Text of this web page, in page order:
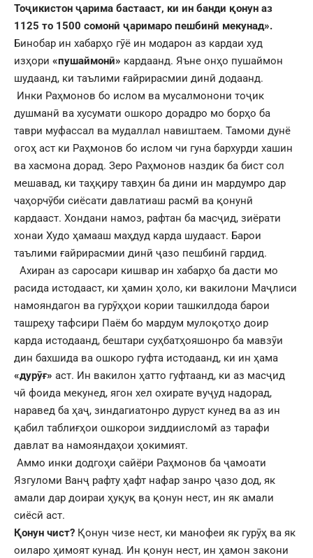
Тоҷикистон ҷарима бастааст, ки ин банди қонун аз
1125 то 1500 сомонӣ ҷаримаро пешбинӣ мекунад».
Бинобар ин хабарҳо гӯё ин модарон аз кардаи худ
изҳори «пушаймонӣ» кардаанд. Яъне онҳо пушаймон
шудаанд, ки таълими ғайрирасмии динӣ додаанд.
Инки Раҳмонов бо ислом ва мусалмонони тоҷик
душманӣ ва хусумати ошкоро дорадро мо борҳо ба
таври муфассал ва мудаллал навиштаем. Тамоми дунё
огоҳ аст ки Раҳмонов бо ислом чи гуна бархурди хашин
ва хасмона дорад. Зеро Раҳмонов наздик ба бист сол
мешавад, ки таҳқиру тавҳин ба дини ин мардумро дар
чаҳорчӯби сиёсати давлатиаш расмӣ ва қонунӣ
кардааст. Хондани намоз, рафтан ба масҷид, зиёрати
хонаи Худо ҳамааш маҳдуд карда шудааст. Барои
таълими ғайрирасмии динӣ ҷазо пешбинӣ гардид.
Ахиран аз саросари кишвар ин хабарҳо ба дасти мо
расида истодааст, ки ҳамин ҳоло, ки вакилони Маҷлиси
намояндагон ва гурӯҳҳои кории ташкилдода барои
ташреҳу тафсири Паём бо мардум мулоқотҳо доир
карда истодаанд, бештари суҳбатҳояшонро ба мавзӯи
дин бахшида ва ошкоро гуфта истодаанд, ки ин ҳама
«дурӯғ» аст. Ин вакилон ҳатто гуфтаанд, ки аз масҷид
чӣ фоида мекунед, ягон хел охирате вуҷуд надорад,
наравед ба ҳаҷ, зиндагиатонро дуруст кунед ва аз ин
қабил таблиғҳои ошкорои зиддиисломӣ аз тарафи
давлат ва намояндаҳои ҳокимият.
Аммо инки додгоҳи сайёри Раҳмонов ба ҷамоати
Язгуломи Ванҷ рафту ҳафт нафар занро ҷазо дод, як
амали дар доираи ҳуқуқ ва қонун нест, ин як амали
сиёсӣ аст.
Қонун чист? Қонун чизе нест, ки манофеи як гурӯҳ ва як
оиларо ҳимоят кунад. Ин қонун нест, ин ҳамон закони